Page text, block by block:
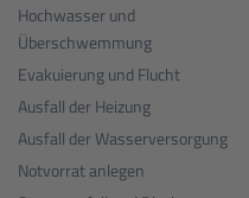
Hochwasser und
Überschwemmung
Evakuierung und Flucht
Ausfall der Heizung
Ausfall der Wasserversorgung
Notvorrat anlegen